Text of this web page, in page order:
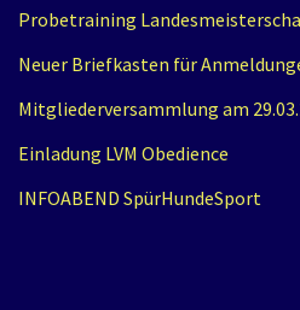
Probetraining
Neuer Briefkasten für
Mitgliederversammlung am
Einladung LVM Obedience
INFOABEND SpürHundeSport